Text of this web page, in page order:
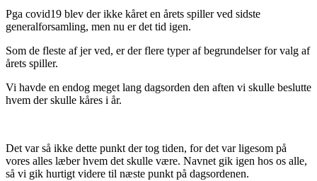
Pga covid19 blev der ikke kåret en årets spiller ved sidste
generalforsamling, men nu er det tid igen.
Som de fleste af jer ved, er der flere typer af begrundelser for valg af
årets spiller.
Vi havde en endog meget lang dagsorden den aften vi skulle beslutte
hvem der skulle kåres i år.
Det var så ikke dette punkt der tog tiden, for det var ligesom på
vores alles læber hvem det skulle være. Navnet gik igen hos os alle,
så vi gik hurtigt videre til næste punkt på dagsordenen.